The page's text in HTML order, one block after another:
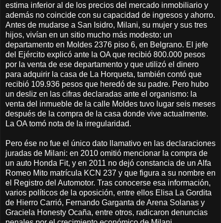
estima inferior al de los precios del mercado inmobiliario y
además no coincide con su capacidad de ingresos y ahorro.
Antes de mudarse a San Isidro, Milani, su mujer y sus tres
hijos, vivían en un sitio mucho más modesto: un
departamento en Moldes 2376 piso 6, en Belgrano. El jefe
del Ejército explicó ante la OA que recibió 800.000 pesos
por la venta de ese departamento y que utilizó el dinero
para adquirir la casa de La Horqueta, también contó que
recibió 109.936 pesos que heredó de su padre. Pero hubo
un desliz en las cifras declaradas ante el organismo: la
venta del inmueble de la calle Moldes tuvo lugar seis meses
después de la compra de la casa donde vive actualmente.
La OA tomó nota de la irregularidad.
Pero ése no fue el único dato llamativo en las declaraciones
juradas de Milani: en 2010 omitió mencionar la compra de
un auto Honda Fit, y en 2011 no dejó constancia de un Alfa
Romeo Mito matrícula KCN 237 y que figura a su nombre en
el Registro del Automotor. Tras conocerse esa información,
varios políticos de la oposición, entre ellos Elisa La Gordita
de Hierro Carrió, Fernando Garganta de Arena Solanas y
Graciela Honesty Ocaña, entre otros, radicaron denuncias